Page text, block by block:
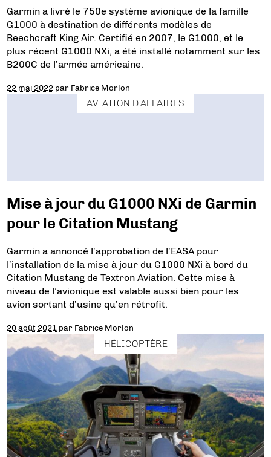
Garmin a livré le 750e système avionique de la famille
G1000 à destination de différents modèles de
Beechcraft King Air. Certifié en 2007, le G1000, et le
plus récent G1000 NXi, a été installé notamment sur les
B200C de l’armée américaine.
22 mai 2022 par Fabrice Morlon
AVIATION D'AFFAIRES
Mise à jour du G1000 NXi de Garmin
pour le Citation Mustang
Garmin a annoncé l’approbation de l’EASA pour
l’installation de la mise à jour du G1000 NXi à bord du
Citation Mustang de Textron Aviation. Cette mise à
niveau de l’avionique est valable aussi bien pour les
avion sortant d’usine qu’en rétrofit.
20 août 2021 par Fabrice Morlon
HÉLICOPTÈRE